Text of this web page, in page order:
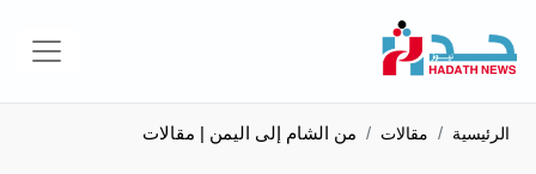
الرئيسية مقالات من الشام إلى اليمن | مقالات